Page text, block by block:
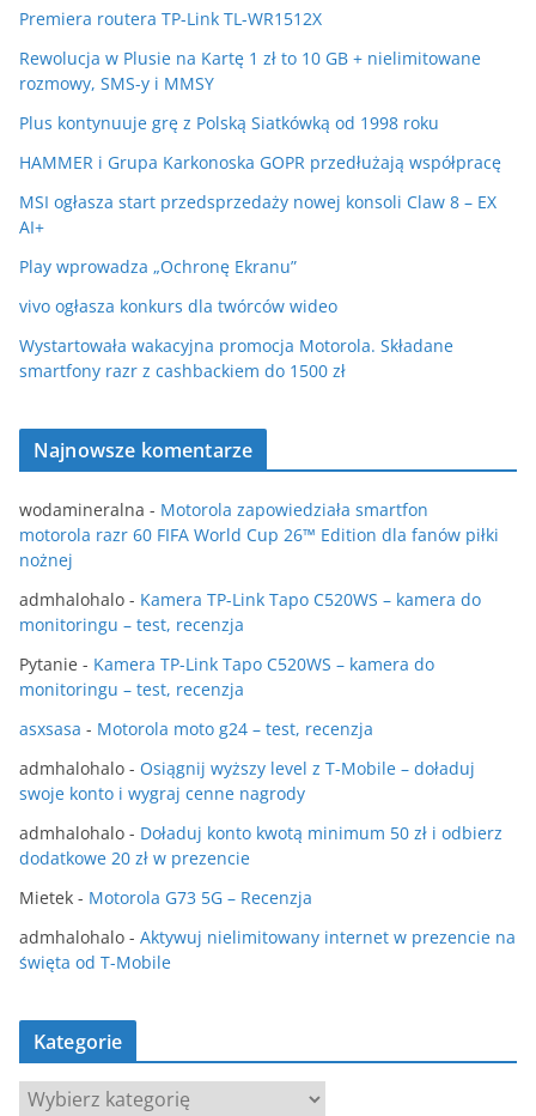
Premiera routera TP-Link TL-WR1512X
Rewolucja w Plusie na Kartę 1 zł to 10 GB + nielimitowane
rozmowy, SMS-y i MMSY
Plus kontynuuje grę z Polską Siatkówką od 1998 roku
HAMMER i Grupa Karkonoska GOPR przedłużają współpracę
MSI ogłasza start przedsprzedaży nowej konsoli Claw 8 – EX
AI+
Play wprowadza „Ochronę Ekranu”
vivo ogłasza konkurs dla twórców wideo
Wystartowała wakacyjna promocja Motorola. Składane
smartfony razr z cashbackiem do 1500 zł
Najnowsze komentarze
wodamineralna - Motorola zapowiedziała smartfon
motorola razr 60 FIFA World Cup 26™ Edition dla fanów piłki
nożnej
admhalohalo - Kamera TP-Link Tapo C520WS – kamera do
monitoringu – test, recenzja
Pytanie - Kamera TP-Link Tapo C520WS – kamera do
monitoringu – test, recenzja
asxsasa - Motorola moto g24 – test, recenzja
admhalohalo - Osiągnij wyższy level z T-Mobile – doładuj
swoje konto i wygraj cenne nagrody
admhalohalo - Doładuj konto kwotą minimum 50 zł i odbierz
dodatkowe 20 zł w prezencie
Mietek - Motorola G73 5G – Recenzja
admhalohalo - Aktywuj nielimitowany internet w prezencie na
święta od T-Mobile
Kategorie
K